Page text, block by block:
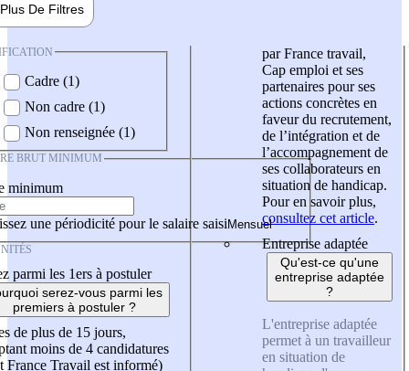
Plus De Filtres
Cadre (1)
Non cadre (1)
Non renseignée (1)
BRUT MINIMUM
minimum
une périodicité pour le salaire saisi
parmi les 1ers à postuler
serez-vous parmi les
premiers à postuler ?
de plus de 15 jours,
moins de 4 candidatures
France Travail est informé)
par France travail,
Cap emploi et ses
partenaires pour ses
actions concrètes en
faveur du recrutement,
de l’intégration et de
l’accompagnement de
ses collaborateurs en
situation de handicap.
Pour en savoir plus,
consultez cet article.
Entreprise adaptée
Qu'est-ce qu'une
entreprise adaptée
?
L'entreprise adaptée
permet à un travailleur
en situation de